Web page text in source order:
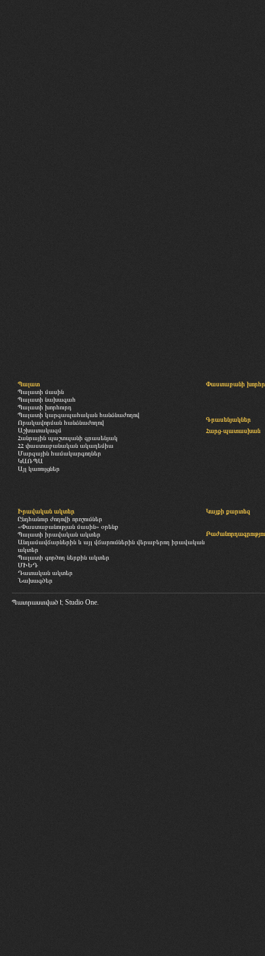
Պալատ
Պալատի մասին
Պալատի նախագահ
Պալատի խորհուրդ
Պալատի կարգապահական հանձնաժողով
Որակավորման հանձնաժողով
Աշխատակազմ
Հանրային պաշտպանի գրասենյակ
ՀՀ փաստաբանական ակադեմիա
Մարզային համակարգողներ
ԿԱՌՊԱ
Այլ կառույցներ
Փաստաբանի
Գրասենյակներ
Հարց-պատասխան
Իրավական ակտեր
Ընդհանուր ժողովի որոշումներ
«Փաստաբանության մասին» օրենք
Պալատի իրավական ակտեր
Անդամավճարներին և այլ վճարումներին վերաբերող իրավական
ակտեր
Պալատի գործող ներքին ակտեր
ՄԻԵԴ
Դատական ակտեր
Նախագծեր
Կայքի քարտեզ
Պատրաստված է Studio One.